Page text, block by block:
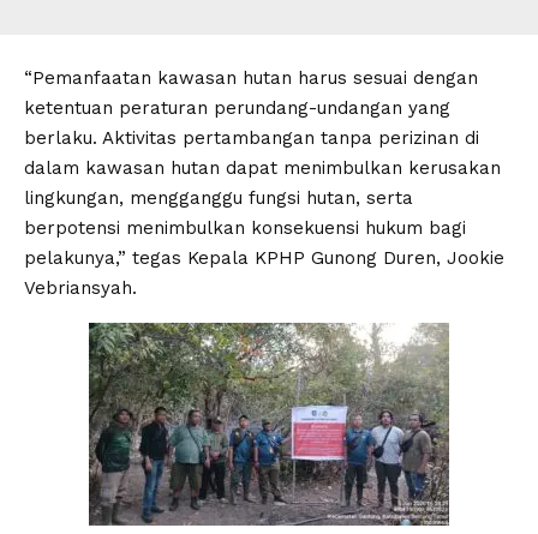
“Pemanfaatan kawasan hutan harus sesuai dengan
ketentuan peraturan perundang-undangan yang
berlaku. Aktivitas pertambangan tanpa perizinan di
dalam kawasan hutan dapat menimbulkan kerusakan
lingkungan, mengganggu fungsi hutan, serta
berpotensi menimbulkan konsekuensi hukum bagi
pelakunya,” tegas Kepala KPHP Gunong Duren, Jookie
Vebriansyah.